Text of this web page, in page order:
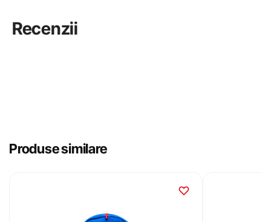
Recenzii
Produse similare